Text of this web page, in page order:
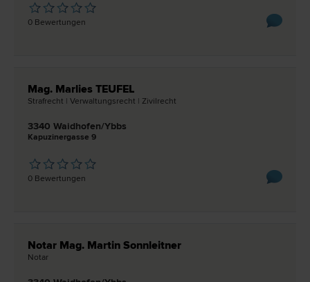
0 Bewertungen
Mag. Marlies TEUFEL
Straf­recht | Verwaltungs­recht | Zivil­recht
3340 Waidhofen/Ybbs
Kapuzinergasse 9
0 Bewertungen
Notar Mag. Martin Sonnleitner
Notar